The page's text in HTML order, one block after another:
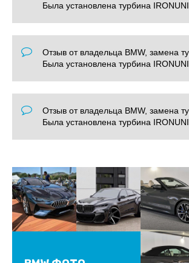
Была установлена турбина
Отзыв от владельца BMW, замена
Была установлена турбина
Отзыв от владельца BMW, замена
Была установлена турбина